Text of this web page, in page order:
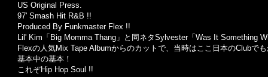
US Original Press.
97' Smash Hit R&B !!
Produced By Funkmaster Flex !!
Lil' Kim 「 Big Momma Thang 」と同ネタSylvester「 Was It Something
Flexの人気Mix Tape Albumからのカットで、当時はここ日本のClubで
基本中の基本！
これぞHip Hop Soul !!